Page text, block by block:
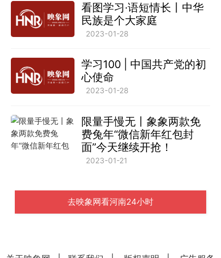
看图学习·语短情长丨中华
民族是个大家庭
2023-01-28
学习100 | 中国共产党的初
心使命
2023-01-28
限量手慢无丨象象两款免
费兔年“微信新年红包封
面”今天继续开抢！
2023-01-21
去映象网看河南24小时